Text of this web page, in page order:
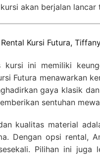
akan berjalan lancar
Kursi Futura,
kursi ini memiliki
Futura menawarkan
gaya klasik
sentuhan
kualitas material
Dengan opsi rental,
Pilihan ini juga